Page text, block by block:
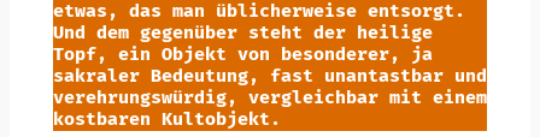
etwas, das man üblicherweise entsorgt.
Und dem gegenüber steht der heilige
Topf, ein Objekt von besonderer, ja
sakraler Bedeutung, fast unantastbar und
verehrungswürdig, vergleichbar mit einem
kostbaren Kultobjekt.